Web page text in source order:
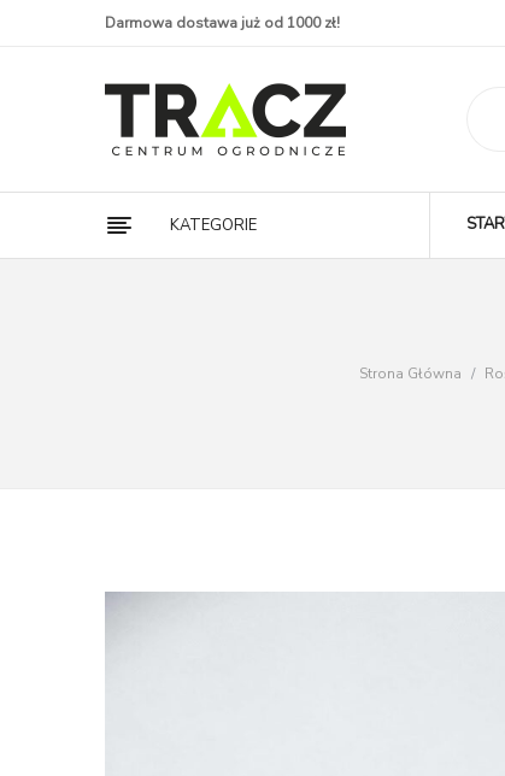
Darmowa dostawa już od 1000 zł!
KATEGORIE
Strona Główna /